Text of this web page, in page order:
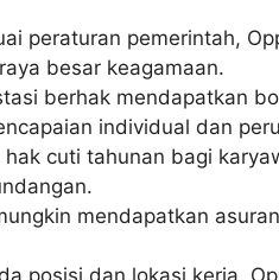
peraturan pemerintah,
besar keagamaan.
berhak mendapatkan
individual dan
hak cuti tahunan bagi
mendapatkan
posisi dan lokasi kerja,